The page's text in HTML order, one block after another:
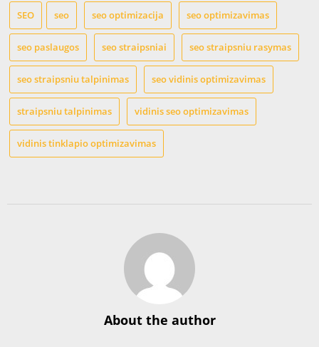
SEO seo seo optimizacija seo optimizavimas
seo paslaugos seo straipsniai seo straipsniu rasymas
seo straipsniu talpinimas seo vidinis optimizavimas
straipsniu talpinimas vidinis seo optimizavimas
vidinis tinklapio optimizavimas
About the author